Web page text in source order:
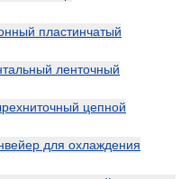
пластинчатый
ленточный
цепной
для охлаждения